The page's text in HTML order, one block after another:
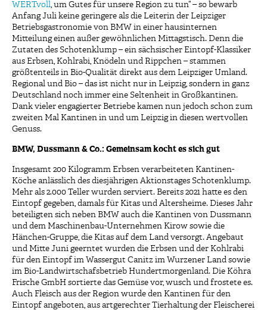
WERTvoll, um Gutes für unsere Region zu tun“ – so bewarb
Anfang Juli keine geringere als die Leiterin der Leipziger
Betriebsgastronomie von BMW in einer hausinternen
Mitteilung einen außer gewöhnlichen Mittagstisch. Denn die
Zutaten des Schotenklump – ein sächsischer Eintopf-Klassiker
aus Erbsen, Kohlrabi, Knödeln und Rippchen – stammen
größtenteils in Bio-Qualität direkt aus dem Leipziger Umland.
Regional und Bio – das ist nicht nur in Leipzig, sondern in ganz
Deutschland noch immer eine Seltenheit in Großkantinen.
Dank vieler engagierter Betriebe kamen nun jedoch schon zum
zweiten Mal Kantinen in und um Leipzig in diesen wertvollen
Genuss.
BMW, Dussmann & Co.: Gemeinsam kocht es sich gut
Insgesamt 200 Kilogramm Erbsen verarbeiteten Kantinen-
Köche anlässlich des diesjährigen Aktionstages Schotenklump.
Mehr als 2.000 Teller wurden serviert. Bereits 2021 hatte es den
Eintopf gegeben, damals für Kitas und Altersheime. Dieses Jahr
beteiligten sich neben BMW auch die Kantinen von Dussmann
und dem Maschinenbau-Unternehmen Kirow sowie die
Hänchen-Gruppe, die Kitas auf dem Land versorgt. Angebaut
und Mitte Juni geerntet wurden die Erbsen und der Kohlrabi
für den Eintopf im Wassergut Canitz im Wurzener Land sowie
im Bio-Landwirtschafsbetrieb Hundertmorgenland. Die Köhra
Frische GmbH sortierte das Gemüse vor, wusch und frostete es.
Auch Fleisch aus der Region wurde den Kantinen für den
Eintopf angeboten, aus artgerechter Tierhaltung der Fleischerei